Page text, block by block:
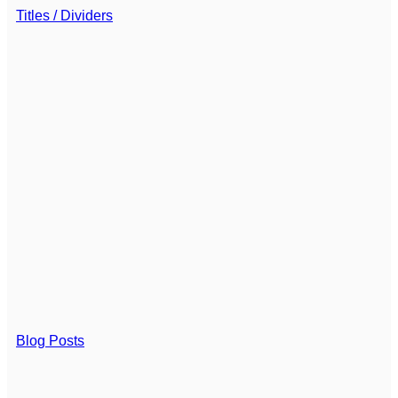
Titles / Dividers
Blog Posts